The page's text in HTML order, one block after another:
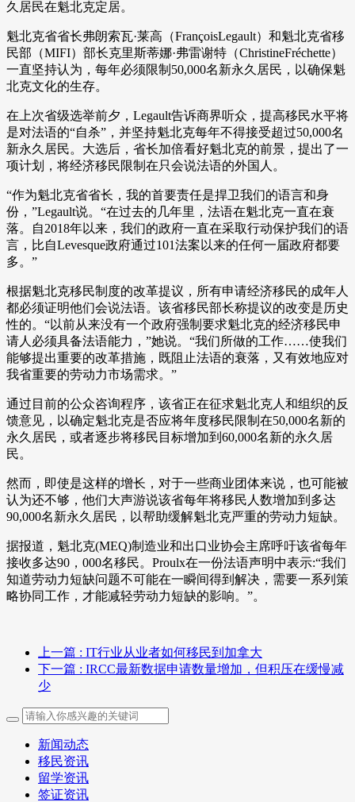
久居民在魁北克定居。
魁北克省省长弗朗索瓦·莱高（FrançoisLegault）和魁北克省移
民部（MIFI）部长克里斯蒂娜·弗雷谢特（ChristineFréchette）
一直坚持认为，每年必须限制50,000名新永久居民，以确保魁
北克文化的生存。
在上次省级选举前夕，Legault告诉商界听众，提高移民水平将
是对法语的“自杀”，并坚持魁北克每年不得接受超过50,000名
新永久居民。大选后，省长加倍看好魁北克的前景，提出了一
项计划，将经济移民限制在只会说法语的外国人。
“作为魁北克省省长，我的首要责任是捍卫我们的语言和身
份，”Legault说。“在过去的几年里，法语在魁北克一直在衰
落。自2018年以来，我们的政府一直在采取行动保护我们的语
言，比自Levesque政府通过101法案以来的任何一届政府都要
多。”
根据魁北克移民制度的改革提议，所有申请经济移民的成年人
都必须证明他们会说法语。该省移民部长称提议的改变是历史
性的。“以前从来没有一个政府强制要求魁北克的经济移民申
请人必须具备法语能力，”她说。“我们所做的工作……使我们
能够提出重要的改革措施，既阻止法语的衰落，又有效地应对
我省重要的劳动力市场需求。”
通过目前的公众咨询程序，该省正在征求魁北克人和组织的反
馈意见，以确定魁北克是否应将年度移民限制在50,000名新的
永久居民，或者逐步将移民目标增加到60,000名新的永久居
民。
然而，即使是这样的增长，对于一些商业团体来说，也可能被
认为还不够，他们大声游说该省每年将移民人数增加到多达
90,000名新永久居民，以帮助缓解魁北克严重的劳动力短缺。
据报道，魁北克(MEQ)制造业和出口业协会主席呼吁该省每年
接收多达90，000名移民。Proulx在一份法语声明中表示:“我们
知道劳动力短缺问题不可能在一瞬间得到解决，需要一系列策
略协同工作，才能减轻劳动力短缺的影响。”。
上一篇 : IT行业从业者如何移民到加拿大
下一篇 : IRCC最新数据申请数量增加，但积压在缓慢减
少
新闻动态
移民资讯
留学资讯
签证资讯